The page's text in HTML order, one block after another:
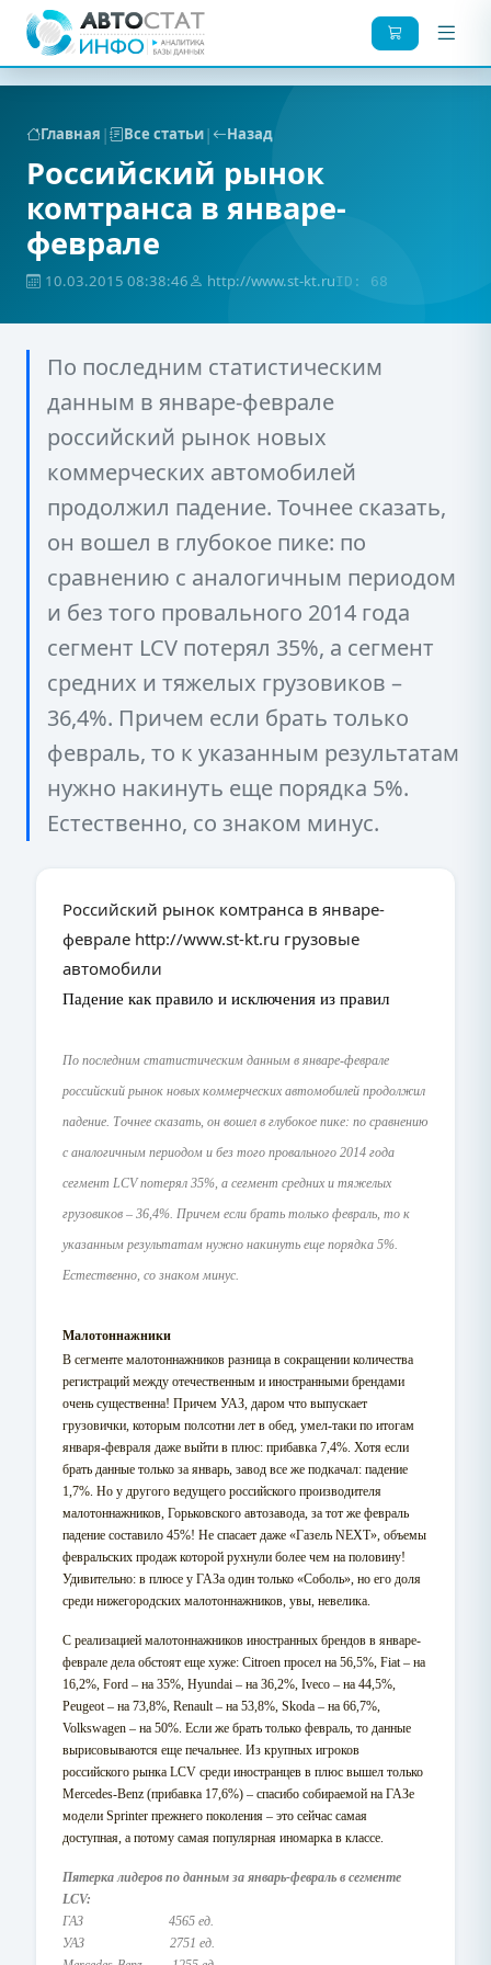
Главная | Все статьи| Назад
Российский рынок
комтранса в январе-
феврале
10.03.2015 08:38:46 http://www.st-kt.ruID: 68
По последним статистическим
данным в январе-феврале
российский рынок новых
коммерческих автомобилей
продолжил падение. Точнее сказать,
он вошел в глубокое пике: по
сравнению с аналогичным периодом
и без того провального 2014 года
сегмент LCV потерял 35%, а сегмент
средних и тяжелых грузовиков –
36,4%. Причем если брать только
февраль, то к указанным результатам
нужно накинуть еще порядка 5%.
Естественно, со знаком минус.
Российский рынок комтранса в январе-
феврале http://www.st-kt.ru грузовые
автомобили
Падение как правило и исключения из правил
По последним статистическим данным в январе-феврале
российский рынок новых коммерческих автомобилей продолжил
падение. Точнее сказать, он вошел в глубокое пике: по сравнению
с аналогичным периодом и без того провального 2014 года
сегмент LCV потерял 35%, а сегмент средних и тяжелых
грузовиков – 36,4%. Причем если брать только февраль, то к
указанным результатам нужно накинуть еще порядка 5%.
Естественно, со знаком минус.
Малотоннажники
В сегменте малотоннажников разница в сокращении количества
регистраций между отечественным и иностранными брендами
очень существенна! Причем УАЗ, даром что выпускает
грузовички, которым полсотни лет в обед, умел-таки по итогам
января-февраля даже выйти в плюс: прибавка 7,4%. Хотя если
брать данные только за январь, завод все же подкачал: падение
1,7%. Но у другого ведущего российского производителя
малотоннажников, Горьковского автозавода, за тот же февраль
падение составило 45%! Не спасает даже «Газель NEXT», объемы
февральских продаж которой рухнули более чем на половину!
Удивительно: в плюсе у ГАЗа один только «Соболь», но его доля
среди нижегородских малотоннажников, увы, невелика.
С реализацией малотоннажников иностранных брендов в январе-
феврале дела обстоят еще хуже: Citroen просел на 56,5%, Fiat – на
16,2%, Ford – на 35%, Hyundai – на 36,2%, Iveco – на 44,5%,
Peugeot – на 73,8%, Renault – на 53,8%, Skoda – на 66,7%,
Volkswagen – на 50%. Если же брать только февраль, то данные
вырисовываются еще печальнее. Из крупных игроков
российского рынка LCV среди иностранцев в плюс вышел только
Mercedes-Benz (прибавка 17,6%) – спасибо собираемой на ГАЗе
модели Sprinter прежнего поколения – это сейчас самая
доступная, а потому самая популярная иномарка в классе.
Пятерка лидеров по данным за январь-февраль в сегменте
LCV:
ГАЗ 4565 ед.
УАЗ 2751 ед.